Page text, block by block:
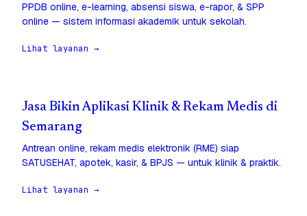
PPDB online, e-learning, absensi siswa, e-rapor, & SPP
online — sistem informasi akademik untuk sekolah.
Lihat layanan →
Jasa Bikin Aplikasi Klinik & Rekam Medis di
Semarang
Antrean online, rekam medis elektronik (RME) siap
SATUSEHAT, apotek, kasir, & BPJS — untuk klinik & praktik.
Lihat layanan →